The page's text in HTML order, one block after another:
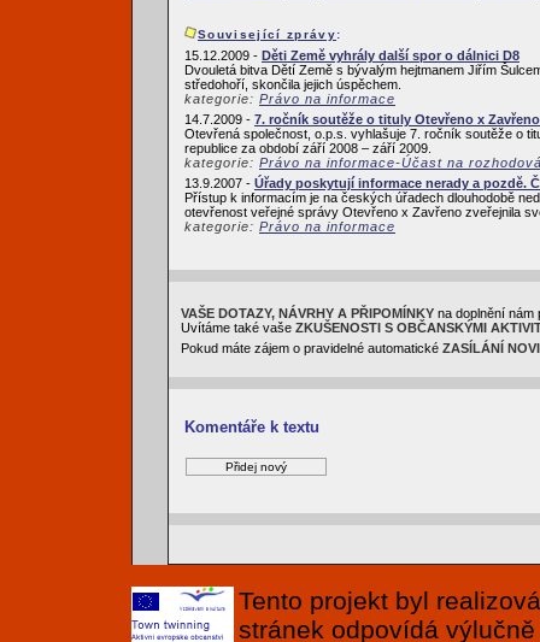
Související zprávy:
15.12.2009 - Děti Země vyhrály další spor o dálnici D8
Dvouletá bitva Dětí Země s bývalým hejtmanem Jiřím
středohoří, skončila jejich úspěchem.
kategorie: Právo na informace
14.7.2009 - 7. ročník soutěže o tituly Otevřeno x Zavřeno
Otevřená společnost, o.p.s. vyhlašuje 7. ročník soutěže o
republice za období září 2008 – září 2009.
kategorie: Právo na informace-Účast na
13.9.2007 - Úřady poskytují informace nerady a pozdě.
Přístup k informacím je na českých úřadech dlouhodobě
otevřenost veřejné správy Otevřeno x Zavřeno zveřejnila
kategorie: Právo na informace
VAŠE DOTAZY, NÁVRHY A PŘIPOMÍNKY na doplnění
Uvítáme také vaše ZKUŠENOSTI S OBČANSKÝMI
Pokud máte zájem o pravidelné automatické ZASÍLÁNÍ
Komentáře k textu
Tento projekt byl
stránek odpovídá